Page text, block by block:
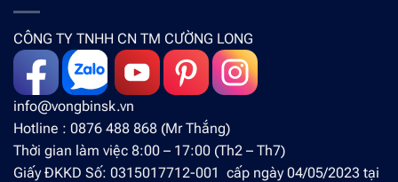
CÔNG TY TNHH CN TM CƯỜNG LONG
info@vongbinsk.vn
Hotline : 0876 488 868 (Mr Thắng)
Thời gian làm việc 8:00 – 17:00 (Th2 – Th7)
Giấy ĐKKD Số: 0315017712-001 cấp ngày 04/05/2023 tại